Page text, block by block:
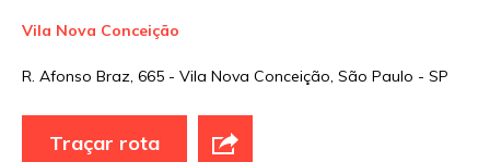
Vila Nova Conceição
R. Afonso Braz, 665 - Vila Nova Conceição, São Paulo - SP
Traçar rota